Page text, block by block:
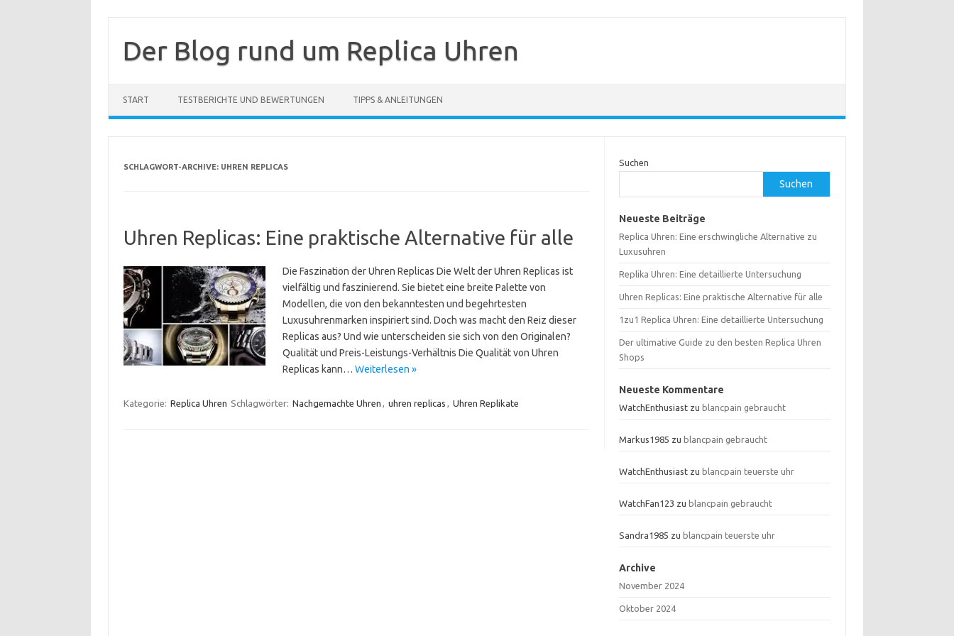
springen
Der Blog rund um Replica Uhren
START TESTBERICHTE UND BEWERTUNGEN TIPPS & ANLEITUNGEN
SCHLAGWORT-ARCHIVE: UHREN REPLICAS
Uhren Replicas: Eine praktische Alternative für alle
Die Faszination der Uhren Replicas Die Welt der Uhren Replicas ist
vielfältig und faszinierend. Sie bietet eine breite Palette von
Modellen, die von den bekanntesten und begehrtesten
Luxusuhrenmarken inspiriert sind. Doch was macht den Reiz dieser
Replicas aus? Und wie unterscheiden sie sich von den Originalen?
Qualität und Preis-Leistungs-Verhältnis Die Qualität von Uhren
Replicas kann… Weiterlesen »
Kategorie: Replica Uhren Schlagwörter: Nachgemachte Uhren , uhren replicas , Uhren Replikate
Suchen
Suchen
Neueste Beiträge
Replica Uhren: Eine erschwingliche Alternative zu
Luxusuhren
Replika Uhren: Eine detaillierte Untersuchung
Uhren Replicas: Eine praktische Alternative für alle
1zu1 Replica Uhren: Eine detaillierte Untersuchung
Der ultimative Guide zu den besten Replica Uhren
Shops
Neueste Kommentare
WatchEnthusiast zu blancpain gebraucht
Markus1985 zu blancpain gebraucht
WatchEnthusiast zu blancpain teuerste uhr
WatchFan123 zu blancpain gebraucht
Sandra1985 zu blancpain teuerste uhr
Archive
November 2024
Oktober 2024